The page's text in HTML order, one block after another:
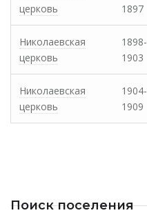
церковь
1897
Николаевская
церковь
1898-
1903
Николаевская
церковь
1904-
1909
Поиск поселения